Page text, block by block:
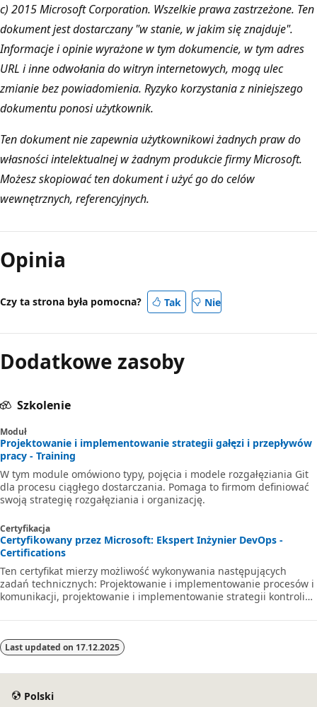
c) 2015 Microsoft Corporation. Wszelkie prawa zastrzeżone. Ten
dokument jest dostarczany "w stanie, w jakim się znajduje".
Informacje i opinie wyrażone w tym dokumencie, w tym adres
URL i inne odwołania do witryn internetowych, mogą ulec
zmianie bez powiadomienia. Ryzyko korzystania z niniejszego
dokumentu ponosi użytkownik.
Ten dokument nie zapewnia użytkownikowi żadnych praw do
własności intelektualnej w żadnym produkcie firmy Microsoft.
Możesz skopiować ten dokument i użyć go do celów
wewnętrznych, referencyjnych.
Opinia
Czy ta strona była pomocna? Tak Nie
Dodatkowe zasoby
Szkolenie
Moduł
Projektowanie i implementowanie strategii gałęzi i przepływów
pracy - Training
W tym module omówiono typy, pojęcia i modele rozgałęziania Git
dla procesu ciągłego dostarczania. Pomaga to firmom definiować
swoją strategię rozgałęziania i organizację.
Certyfikacja
Certyfikowany przez Microsoft: Ekspert Inżynier DevOps -
Certifications
Ten certyfikat mierzy możliwość wykonywania następujących
zadań technicznych: Projektowanie i implementowanie procesów i
komunikacji, projektowanie i implementowanie strategii kontroli
wydawania, opracowywanie planu zabezpieczeń i zgodności oraz
Last updated on 17.12.2025
Polski